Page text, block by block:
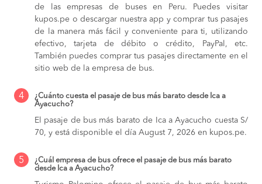
de las empresas de buses en Peru. Puedes visitar
kupos.pe o descargar nuestra app y comprar tus pasajes
de la manera más fácil y conveniente para ti, utilizando
efectivo, tarjeta de débito o crédito, PayPal, etc.
También puedes comprar tus pasajes directamente en el
sitio web de la empresa de bus.
4
¿Cuánto cuesta el pasaje de bus más barato desde Ica a
Ayacucho?
El pasaje de bus más barato de Ica a Ayacucho cuesta S/
70, y está disponible el día August 7, 2026 en kupos.pe.
5
¿Cuál empresa de bus ofrece el pasaje de bus más barato
desde Ica a Ayacucho?